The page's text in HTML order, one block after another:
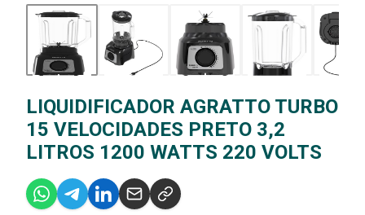
LIQUIDIFICADOR AGRATTO TURBO
15 VELOCIDADES PRETO 3,2
LITROS 1200 WATTS 220 VOLTS